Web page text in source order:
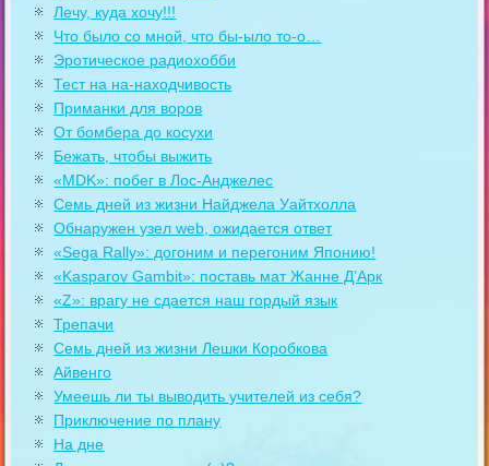
Лечу, куда хочу!!!
Что было со мной, что бы-ыло то-о…
Эротическое радиохобби
Тест на на-находчивость
Приманки для воров
От бомбера до косухи
Бежать, чтобы выжить
«MDK»: побег в Лос-Анджелес
Семь дней из жизни Найджела Уайтхолла
Обнаружен узел web, ожидается ответ
«Sega Rally»: догоним и перегоним Японию!
«Kasparov Gambit»: поставь мат Жанне Д’Арк
«Z»: врагу не сдается наш гордый язык
Трепачи
Семь дней из жизни Лешки Коробкова
Айвенго
Умеешь ли ты выводить учителей из себя?
Приключение по плану
На дне